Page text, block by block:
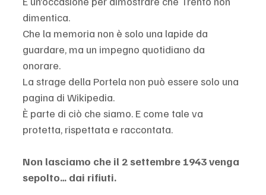
dimentica.
Che la memoria non è solo una lapide da
guardare, ma un impegno quotidiano da
onorare.
La strage della Portela non può essere solo una
pagina di Wikipedia.
È parte di ciò che siamo. E come tale va
protetta, rispettata e raccontata.
Non lasciamo che il 2 settembre 1943 venga
sepolto… dai rifiuti.